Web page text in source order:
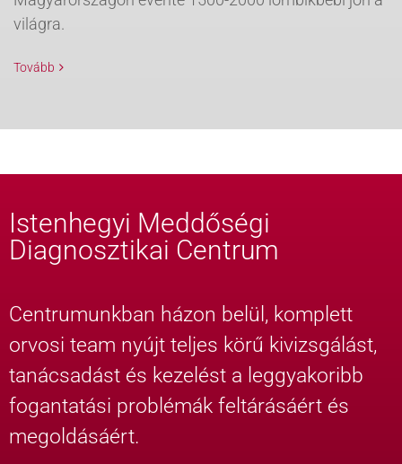
világra.
Tovább
Istenhegyi Meddőségi
Diagnosztikai Centrum
Centrumunkban házon belül, komplett
orvosi team nyújt teljes körű kivizsgálást,
tanácsadást és kezelést a leggyakoribb
fogantatási problémák feltárásáért és
megoldásáért.